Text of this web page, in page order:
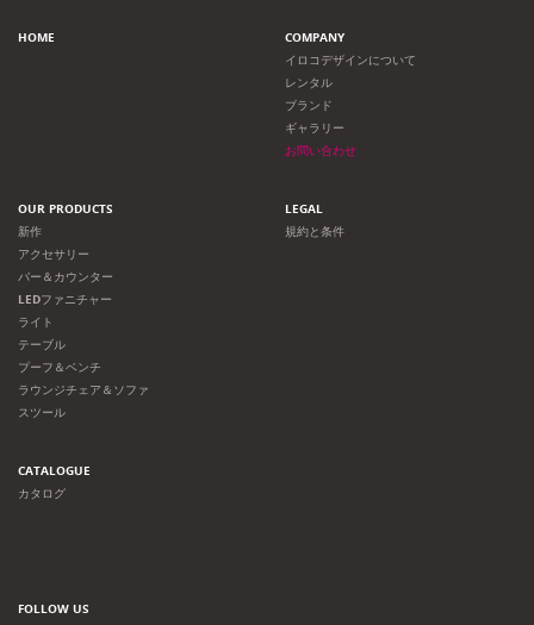
シ
HOME
COMPANY
イロコデザインについて
レンタル
ブランド
ギャラリー
お問い合わせ
OUR PRODUCTS
新作
アクセサリー
バー＆カウンター
LEDファニチャー
ライト
テーブル
プーフ＆ベンチ
ラウンジチェア＆ソファ
スツール
LEGAL
規約と条件
CATALOGUE
カタログ
FOLLOW US